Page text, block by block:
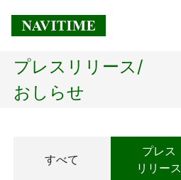
トップページ
経営理念
プレスリリース/
おしらせ
すべて
プレス
リリース